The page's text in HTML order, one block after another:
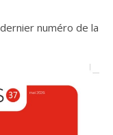
numéro de la